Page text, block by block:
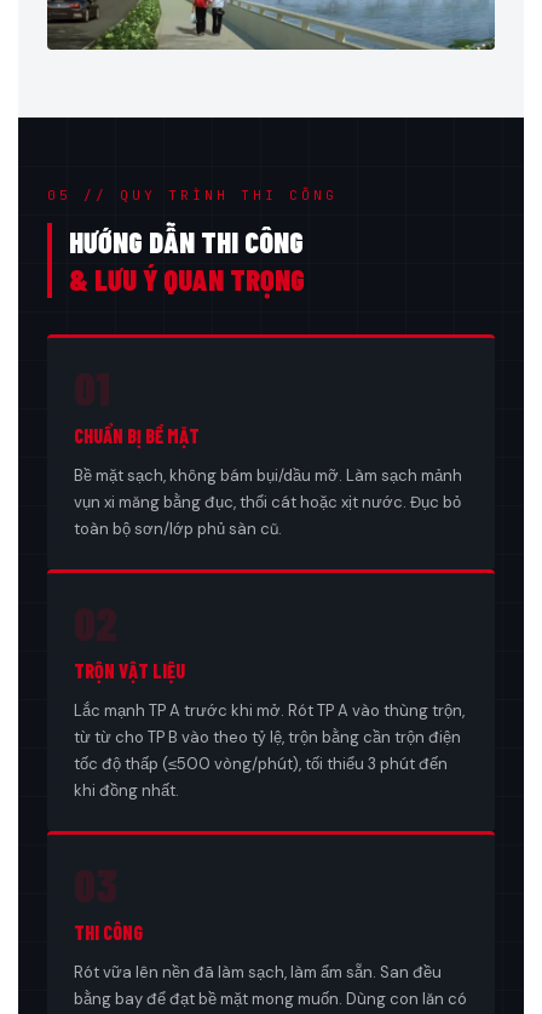
05 // QUY TRÌNH THI CÔNG
HƯỚNG DẪN THI CÔNG
& LƯU Ý QUAN TRỌNG
01
CHUẨN BỊ BỀ MẶT
Bề mặt sạch, không bám bụi/dầu mỡ. Làm sạch mảnh
vụn xi măng bằng đục, thổi cát hoặc xịt nước. Đục bỏ
toàn bộ sơn/lớp phủ sàn cũ.
02
TRỘN VẬT LIỆU
Lắc mạnh TP A trước khi mở. Rót TP A vào thùng trộn,
từ từ cho TP B vào theo tỷ lệ, trộn bằng cần trộn điện
tốc độ thấp (≤500 vòng/phút), tối thiểu 3 phút đến
khi đồng nhất.
03
THI CÔNG
Rót vữa lên nền đã làm sạch, làm ẩm sẵn. San đều
bằng bay để đạt bề mặt mong muốn. Dùng con lăn có